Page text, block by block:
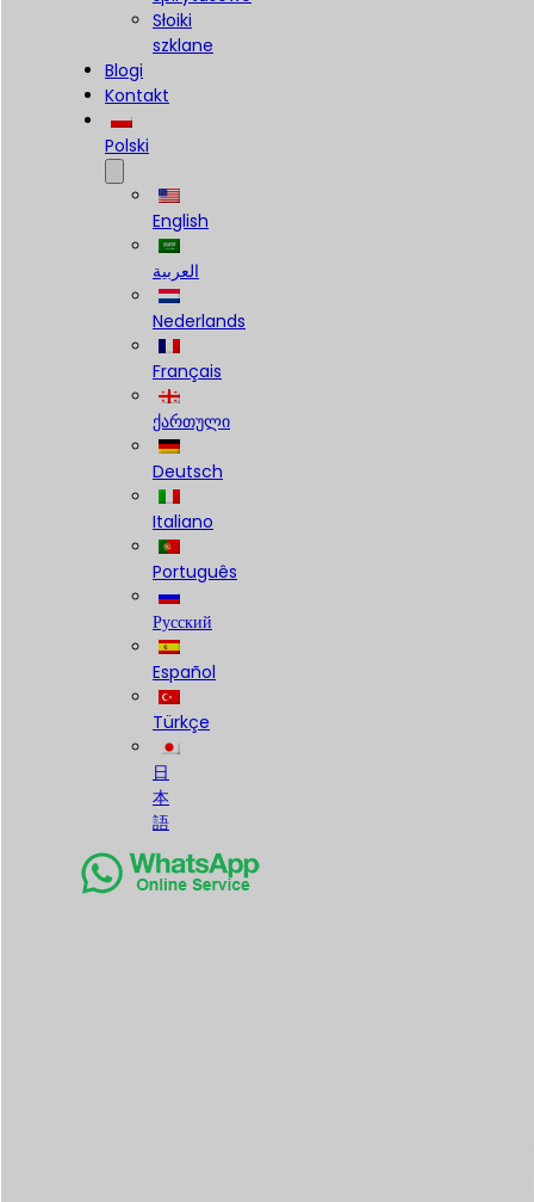
Słoiki
szklane
Blogi
Kontakt
Polski
English
العربية
Nederlands
Français
ქართული
Deutsch
Italiano
Português
Русский
Español
Türkçe
日
本
語